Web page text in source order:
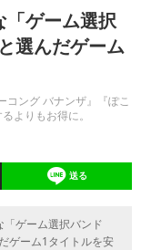
「ゲーム選択
選んだゲーム
コング バナンザ』『ぽこ
よりもお得に。
送る
ゲーム選択バンド
ゲーム1タイトルを安